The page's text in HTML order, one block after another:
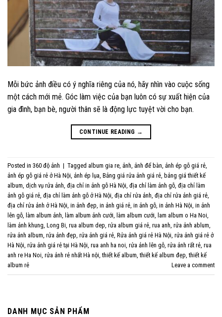
DANH MỤC SẢN PHẨM
Mỗi bức ảnh điều có ý nghĩa riêng của nó, hãy nhìn vào cuộc sống
một cách mới mẻ. Góc làm việc của bạn luôn có sự xuất hiện của
gia đình, bạn bè, người thân sẽ là động lực tuyệt vời cho bạn.
CONTINUE READING →
Posted in 360 độ ảnh | Tagged album gia re, ảnh, ảnh để bàn, ảnh ép gỗ giá rẻ,
ảnh ép gỗ giá rẻ ở Hà Nội, ảnh ép lụa, Bảng giá rửa ảnh giá rẻ, bảng giá thiết kế
album, dịch vụ rửa ảnh, địa chỉ in ảnh gỗ Hà Nội, địa chỉ làm ảnh gỗ, địa chỉ làm
ảnh gỗ giá rẻ, địa chỉ làm ảnh gỗ ở Hà Nội, địa chỉ rửa ảnh, địa chỉ rửa ảnh giá rẻ,
địa chỉ rửa ảnh ở Hà Nội, in ảnh đẹp, in ảnh giá rẻ, in ảnh gỗ, in ảnh Hà Nội, in ảnh
lên gỗ, làm album ảnh, làm album ảnh cưới, làm album cưới, lam album o Ha Noi,
làm ảnh khung, Long Bi, rua album dep, rửa album giá rẻ, rua anh, rửa ảnh ablum,
rửa ảnh album, rửa ảnh đẹp, rửa ảnh giá rẻ, Rửa ảnh giá rẻ Hà Nội, rửa ảnh giá rẻ ở
Hà Nội, rửa ảnh giá rẻ tại Hà Nội, rua anh ha noi, rửa ảnh lên gỗ, rửa ảnh rất rẻ, rua
anh re Ha Noi, rửa ảnh rẻ nhất Hà nội,thiết kế album,thiết kế album đẹp,thiết kế
album rẻ
Leave a comment